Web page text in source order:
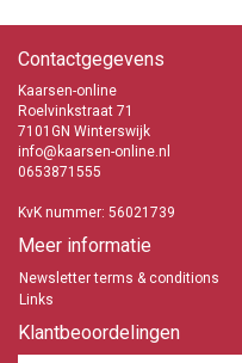
berekenen wij in onze prijzen
dat je voor de Feestdagen in
november plaatst om
bestaat, door de populariteit
dat de kaarsen niet meer
Bolsius Metallic kaarsen
Snelle levering
Ook voor de
info@kaarsen-online.nl
0653871555
Contactgegevens
Kaarsen-online
Roelvinkstraat 71
7101GN Winterswijk
info@kaarsen-online.nl
0653871555
KvK nummer: 56021739
Meer informatie
Newsletter terms & conditions
Links
Klantbeoordelingen